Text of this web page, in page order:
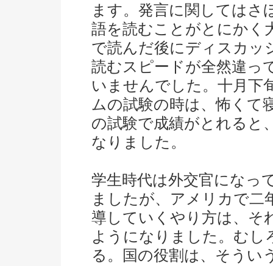
ます。発言に関してはさ
語を読むことがとにかく
で読んだ後にディスカッ
読むスピードが全然違っ
いませんでした。十月下
ムの試験の時は、怖くて
の試験で成績がとれると
なりました。
学生時代は外交官になっ
ましたが、アメリカで二
導していくやり方は、そ
ようになりました。むし
る。国の役割は、そうい